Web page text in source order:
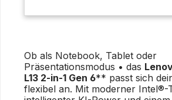
Ob als Notebook, Tablet oder
Präsentationsmodus • das
L13 2-in-1 Gen 6** passt sich
flexibel an. Mit moderner Intel®-